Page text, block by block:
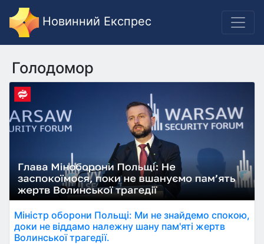
Новинний Експрес
Голодомор
Міністр оборони Польщі: Ми не знайдемо спокою,
доки не віддамо належну шану пам'яті жертв
Волинської трагедії.